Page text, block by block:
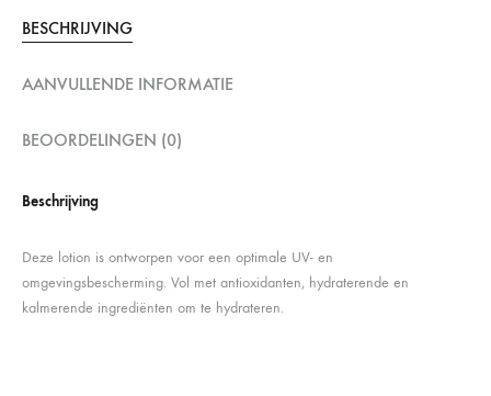
BESCHRIJVING
AANVULLENDE INFORMATIE
BEOORDELINGEN (0)
Beschrijving
Deze lotion is ontworpen voor een optimale UV- en
omgevingsbescherming. Vol met antioxidanten, hydraterende en
kalmerende ingrediënten om te hydrateren.